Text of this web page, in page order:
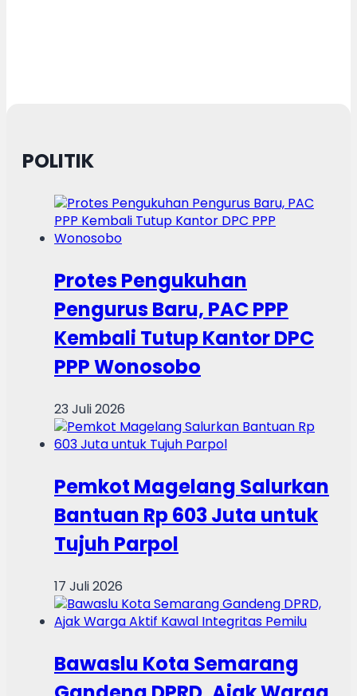
POLITIK
Protes Pengukuhan
Pengurus Baru, PAC PPP
Kembali Tutup Kantor DPC
PPP Wonosobo
23 Juli 2026
Pemkot Magelang Salurkan
Bantuan Rp 603 Juta untuk
Tujuh Parpol
17 Juli 2026
Bawaslu Kota Semarang